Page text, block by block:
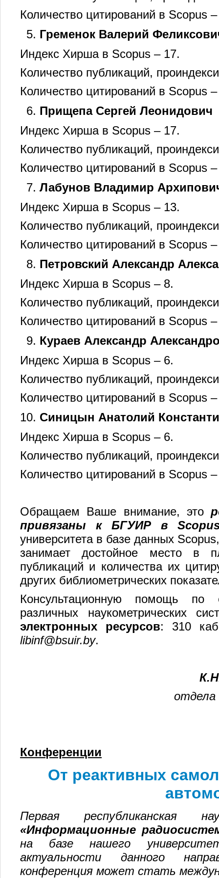
Количество цитирований в Scopus
Гременок Валерий
Индекс Хирша в Scopus – 17.
Количество публикаций,
Количество цитирований в Scopus
Прищепа Сергей Леонидович
Индекс Хирша в Scopus – 17.
Количество публикаций,
Количество цитирований в Scopus
Лабунов Владимир
Индекс Хирша в Scopus – 13.
Количество публикаций,
Количество цитирований в Scopus
Петровский Александр
Индекс Хирша в Scopus – 8.
Количество публикаций,
Количество цитирований в Scopus
Кураев Александр
Индекс Хирша в Scopus – 6.
Количество публикаций,
Количество цитирований в Scopus
Синицын Анатолий
Индекс Хирша в Scopus – 6.
Количество публикаций,
Количество цитирований в Scopus
Обращаем Ваше внимание, это
привязаны к БГУИР в
университета в базе данных
занимает достойное место в
публикаций и количества их
других библиометрических
Консультационную помощь
различных наукометрических
электронных ресурсов: 310
libinf@bsuir.by.
отдела
Конференции
От реактивных
Первая республиканская
«Информационные
на базе нашего
актуальности данного
конференция может стать